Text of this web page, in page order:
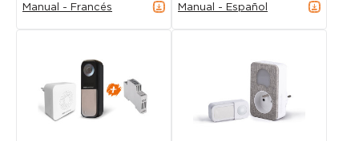
Manual - Francés Manual - Español